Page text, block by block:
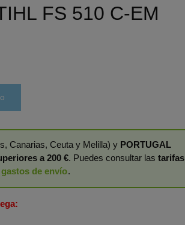
FS 510 C-EM
Canarias, Ceuta y Melilla) y PORTUGAL
a 200 €. Puedes consultar las tarifas
gastos de envío.